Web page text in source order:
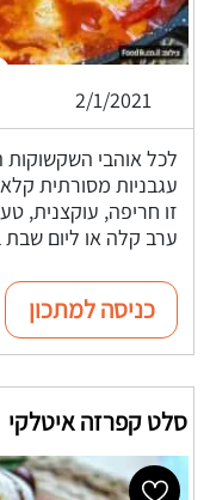
2/1/2021
לכל אוהבי
עגבניות מסורתית
זו חריפה, עוקצנית,
ערב קלה או ליום שבת
כניסה למתכון
סלט קפרזה איטלקי